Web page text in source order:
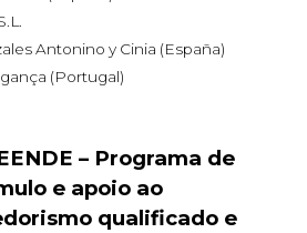
Antonino y Cinia (España)
(Portugal)
– Programa de
e apoio ao
qualificado e